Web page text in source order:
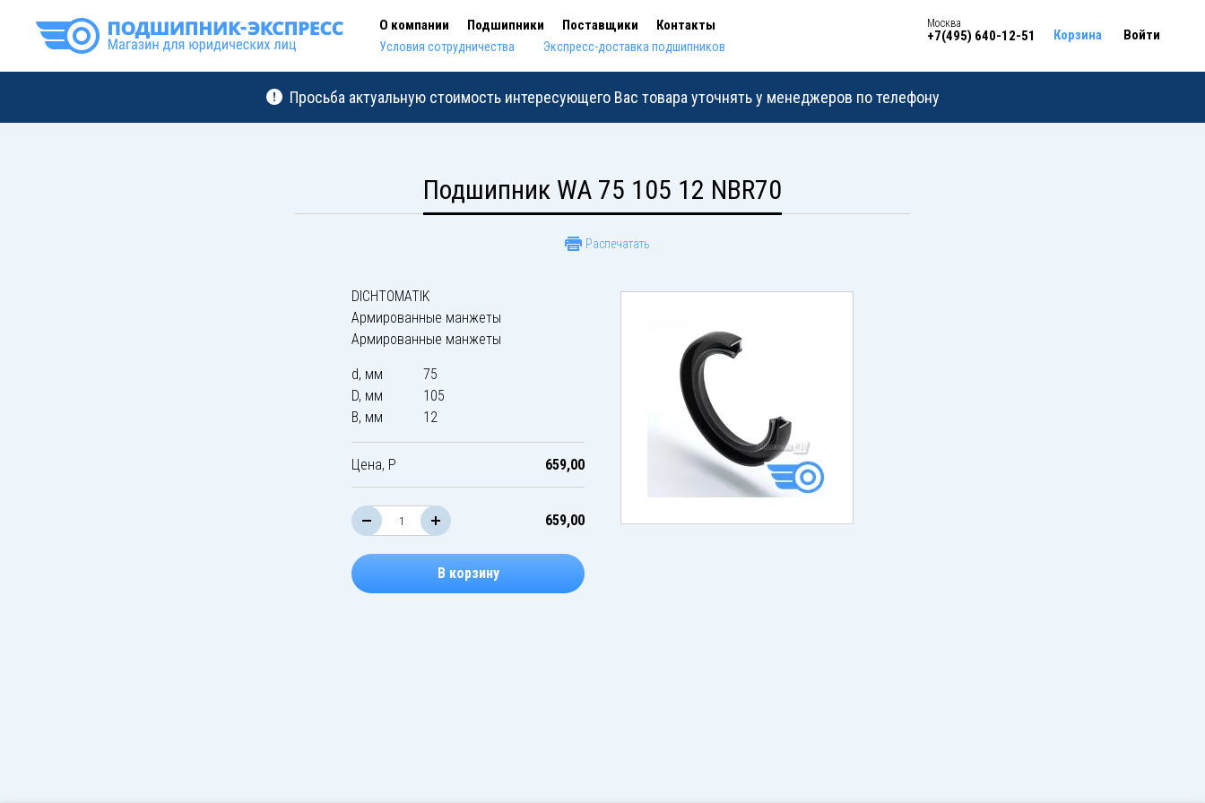
О компании Подшипники Поставщики Контакты
Условия сотрудничества Экспресс-доставка подшипников
Москва
+7(495) 640-12-51 Корзина Войти
Просьба актуальную стоимость интересующего Вас товара уточнять у менеджеров по телефону
Подшипник WA 75 105 12 NBR70
Распечатать
DICHTOMATIK
Армированные манжеты
Армированные манжеты
d, мм
75
D, мм
105
B, мм
12
Цена, Р 659,00
659,00
В корзину